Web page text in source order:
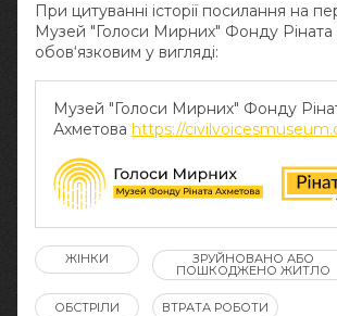
При цитуванні історії посилання на
Музей "Голоси Мирних" Фонду Ріната
обов‘язковим у вигляді:
Музей "Голоси Мирних" Фонду
Ахметова https://
ЖІНКИ ЗРУЙНОВАНО АБО
ПОШКОДЖЕНО ЖИТЛО
ОБСТРІЛИ ВТРАТА РОБОТИ